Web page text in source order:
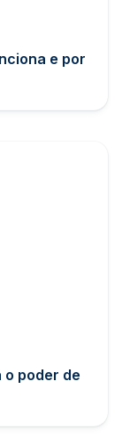
e por
o poder de